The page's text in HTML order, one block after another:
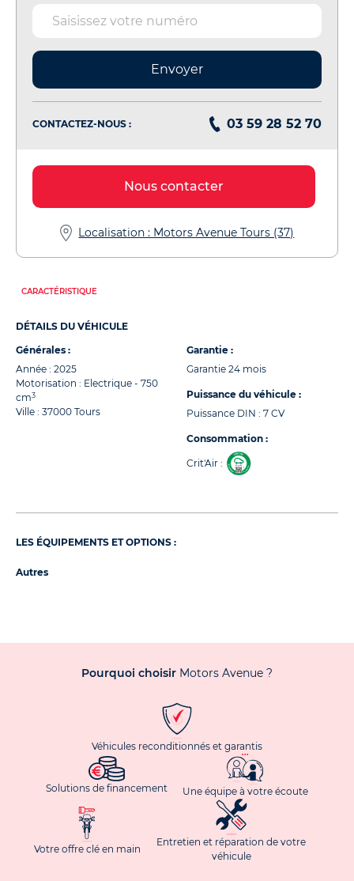
Envoyer
CONTACTEZ-NOUS : 03 59 28 52 70
Nous contacter
Localisation : Motors Avenue Tours (37)
CARACTÉRISTIQUE
DÉTAILS DU VÉHICULE
Générales :
Année : 2025
Motorisation : Electrique - 750
cm3
Ville : 37000 Tours
Garantie :
Garantie 24 mois
Puissance du véhicule :
Puissance DIN : 7 CV
Consommation :
Crit'Air :
LES ÉQUIPEMENTS ET OPTIONS :
Autres
Pourquoi choisir Motors Avenue ?
Véhicules reconditionnés et garantis
Solutions de financement Une équipe à votre écoute
Votre offre clé en main
Entretien et réparation de votre
véhicule